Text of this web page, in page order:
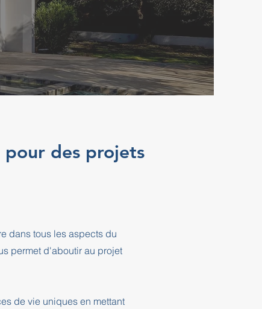
pour des projets
dans tous les aspects du
permet d'aboutir au projet
de vie uniques en mettant